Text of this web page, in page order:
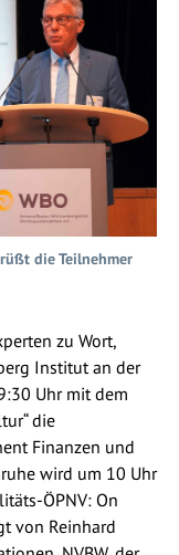
die Teilnehmer
zu Wort,
Institut an der
Uhr mit dem
die
Finanzen und
wird um 10 Uhr
ÖPNV: On
von Reinhard